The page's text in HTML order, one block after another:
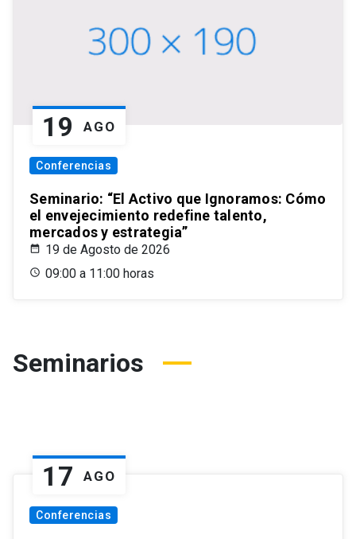
19 AGO
Conferencias
Seminario: “El Activo que Ignoramos: Cómo
el envejecimiento redefine talento,
mercados y estrategia”
19 de Agosto de 2026
09:00 a 11:00 horas
Seminarios
17 AGO
Conferencias